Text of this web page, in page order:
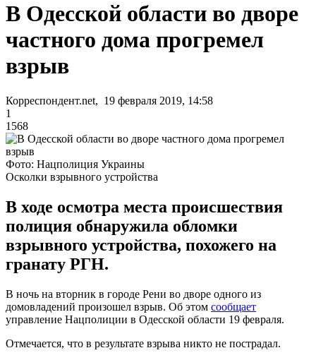
В Одесской области во дворе
частного дома прогремел
взрыв
Корреспондент.net, 19 февраля 2019, 14:58
1
1568
Фото: Нацполиция Украины
Осколки взрывного устройства
В ходе осмотра места происшествия
полиция обнаружила обломки
взрывного устройства, похожего на
гранату РГН.
В ночь на вторник в городе Рени во дворе одного из
домовладений произошел взрыв. Об этом сообщает
управление Нацполиции в Одесской области 19 февраля.
Отмечается, что в результате взрыва никто не пострадал.